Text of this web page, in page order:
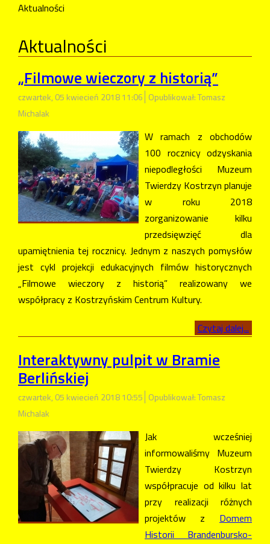
Aktualności
Aktualności
„Filmowe wieczory z historią”
czwartek, 05 kwiecień 2018 11:06 Opublikował: Tomasz
Michalak
W ramach z obchodów
100 rocznicy odzyskania
niepodległości Muzeum
Twierdzy Kostrzyn planuje
w roku 2018
zorganizowanie kilku
przedsięwzięć dla
upamiętnienia tej rocznicy. Jednym z naszych pomysłów
jest cykl projekcji edukacyjnych filmów historycznych
„Filmowe wieczory z historią” realizowany we
współpracy z Kostrzyńskim Centrum Kultury.
Czytaj dalej...
Interaktywny pulpit w Bramie
Berlińskiej
czwartek, 05 kwiecień 2018 10:55 Opublikował: Tomasz
Michalak
Jak wcześniej
informowaliśmy Muzeum
Twierdzy Kostrzyn
współpracuje od kilku lat
przy realizacji różnych
projektów z Domem
Historii Brandenbursko-